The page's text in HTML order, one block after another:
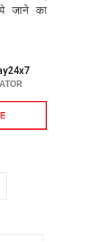
जाने का